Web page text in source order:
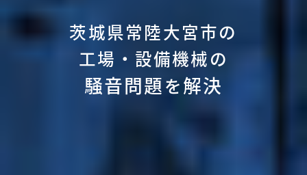
茨城県常陸大宮市の
工場・設備機械の
騒音問題を解決